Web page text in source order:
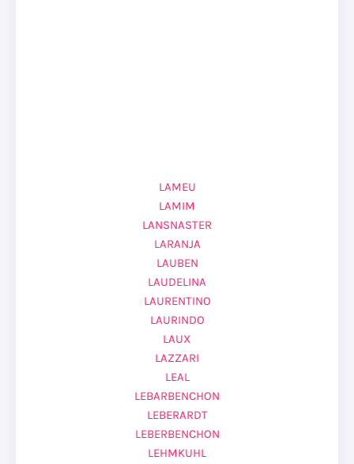
LAMEU
LAMIM
LANSNASTER
LARANJA
LAUBEN
LAUDELINA
LAURENTINO
LAURINDO
LAUX
LAZZARI
LEAL
LEBARBENCHON
LEBERARDT
LEBERBENCHON
LEHMKUHL